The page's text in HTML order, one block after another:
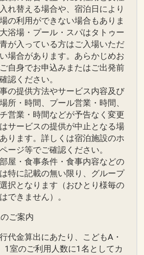
ます。
年4月1日～2026年11月
トコース番号：DP-1-
れ替える場合や、宿泊日により
の利用ができない場合もありま
浴場・プール・スパはタトゥー
が入っている方はご入場いただ
場合があります。あらかじめお
自身でお申込みまたはご出発前
認ください。
事の提供方法やサービス内容及び
所・時間、プール営業・時間、
営業・時間などが予告なく変更
サービスの提供が中止となる場
ります。詳しくは宿泊施設のホ
ージ等でご確認ください。
部屋・食事条件・食事内容などの
特に記載の無い限り、グループ
択となります（おひとり様毎の
できません）。
ご案内
行代金算出にあたり、こどもA・
1室のご利用人数に1名としてカ